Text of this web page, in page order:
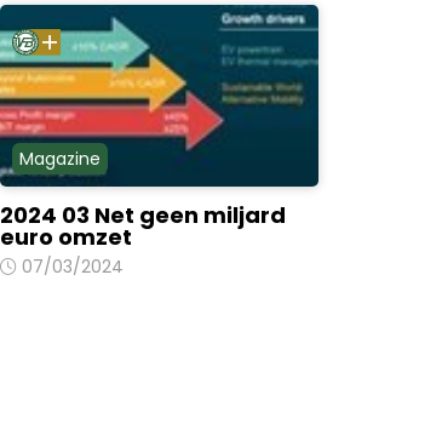
Magazine
2024 03 Net geen miljard
euro omzet
07/03/2024